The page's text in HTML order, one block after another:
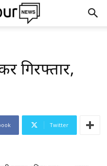
गिरफ्तार,
Twitter